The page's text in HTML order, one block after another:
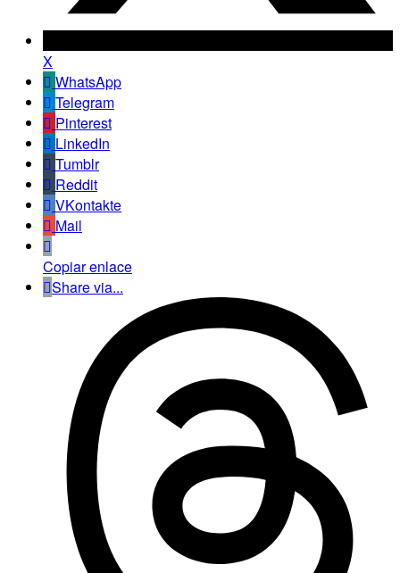
X
WhatsApp
Telegram
Pinterest
LinkedIn
Tumblr
Reddit
VKontakte
Mail
Copiar enlace
Share via...